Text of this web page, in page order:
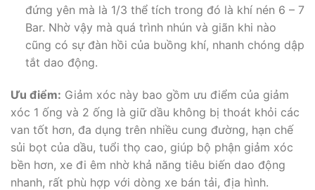
đứng yên mà là 1/3 thể tích trong đó là khí nén 6 – 7
Bar. Nhờ vậy mà quá trình nhún và giãn khi nào
cũng có sự đàn hồi của buồng khí, nhanh chóng dập
tắt dao động.
Ưu điểm: Giảm xóc này bao gồm ưu điểm của giảm
xóc 1 ống và 2 ống là giữ dầu không bị thoát khỏi các
van tốt hơn, đa dụng trên nhiều cung đường, hạn chế
sủi bọt của dầu, tuổi thọ cao, giúp bộ phận giảm xóc
bền hơn, xe đi êm nhờ khả năng tiêu biến dao động
nhanh, rất phù hợp với dòng xe bán tải, địa hình.